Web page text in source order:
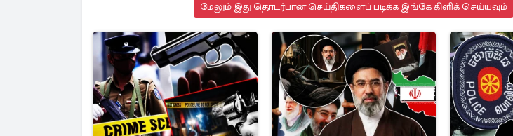
மேலும் இது தொடர்பான செய்திகளைப் படிக்க இங்கே கிளிக் செய்யவும்